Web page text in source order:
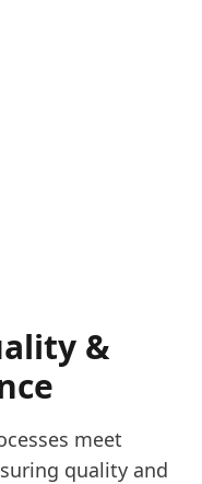
&
meet
quality and